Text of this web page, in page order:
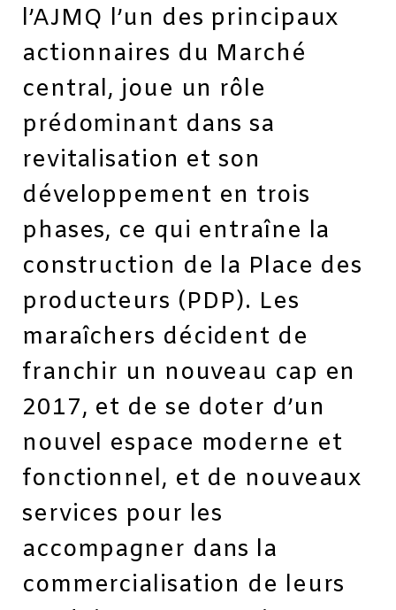
l’AJMQ l’un des principaux
actionnaires du Marché
central, joue un rôle
prédominant dans sa
revitalisation et son
développement en trois
phases, ce qui entraîne la
construction de la Place des
producteurs (PDP). Les
maraîchers décident de
franchir un nouveau cap en
2017, et de se doter d’un
nouvel espace moderne et
fonctionnel, et de nouveaux
services pour les
accompagner dans la
commercialisation de leurs